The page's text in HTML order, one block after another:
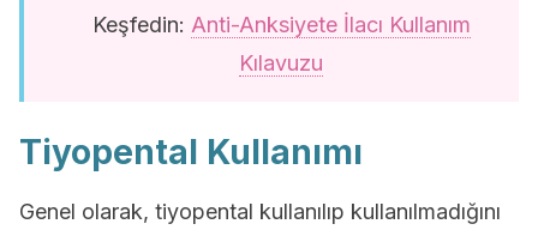
Keşfedin: Anti-Anksiyete İlacı Kullanım
Kılavuzu
Tiyopental Kullanımı
Genel olarak, tiyopental kullanılıp kullanılmadığını